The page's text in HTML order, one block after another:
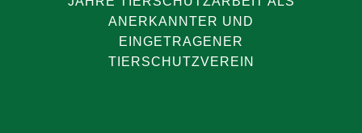
ANERKANNTER UND
EINGETRAGENER
TIERSCHUTZVEREIN